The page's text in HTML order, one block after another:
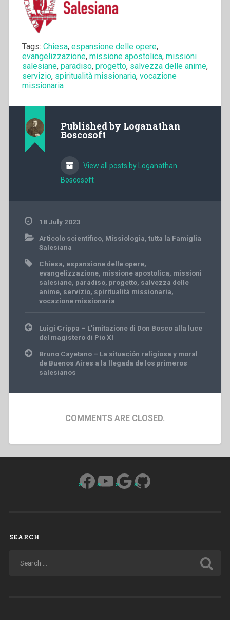
Tags: Chiesa, espansione delle opere,
evangelizzazione, missione apostolica, missioni
salesiane, paradiso, progetto, salvezza delle anime,
servizio, spiritualità missionaria, vocazione
missionaria
Published by Loganathan
Boscosoft
View all posts by Loganathan
Boscosoft
18 July 2023
Articolo scientifico, Missiologia, tutta la Famiglia
Salesiana
Chiesa, espansione delle opere,
evangelizzazione, missione apostolica, missioni
salesiane, paradiso, progetto, salvezza delle
anime, servizio, spiritualità missionaria,
vocazione missionaria
Post
navigation
Luigi Crippa – L’imitazione di Don Bosco alla luce
del magistero di Pio XI
Bruno Cayetano – La situación religiosa y moral
de Buenos Aires a la llegada de los primeros
salesianos
COMMENTS ARE CLOSED.
Facebook
YouTube
Google
GitHub
SEARCH